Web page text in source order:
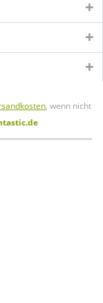
, wenn nicht